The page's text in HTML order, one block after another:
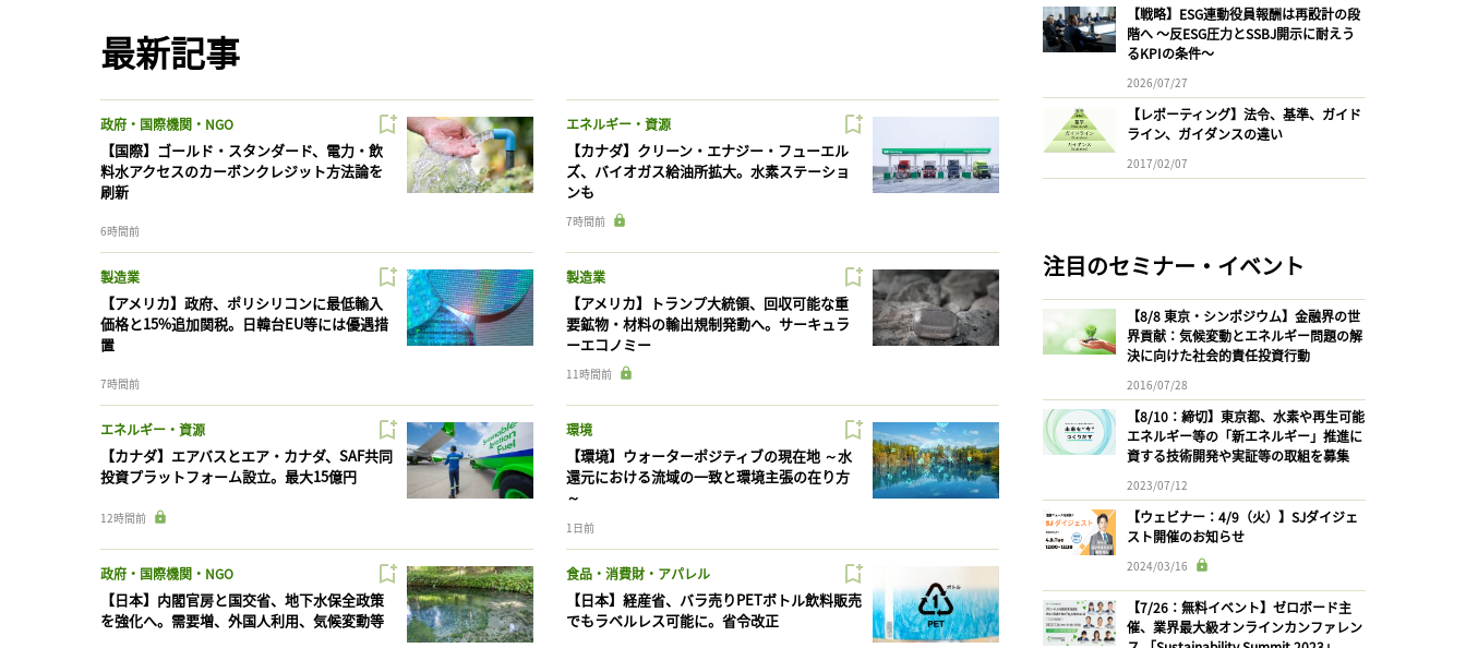
最新記事
政府・国際機関・NGO
【国際】ゴールド・スタンダード、電力・飲
料水アクセスのカーボンクレジット方法論を
刷新
6時間前
エネルギー・資源
【カナダ】クリーン・エナジー・フューエル
ズ、バイオガス給油所拡大。水素ステーショ
ンも
7時間前
製造業
【アメリカ】政府、ポリシリコンに最低輸入
価格と15%追加関税。日韓台EU等には優遇措
置
7時間前
製造業
【アメリカ】トランプ大統領、回収可能な重
要鉱物・材料の輸出規制発動へ。サーキュラ
ーエコノミー
11時間前
エネルギー・資源
【カナダ】エアバスとエア・カナダ、SAF共同
投資プラットフォーム設立。最大15億円
12時間前
環境
【環境】ウォーターポジティブの現在地 ～水
還元における流域の一致と環境主張の在り方
～
1日前
政府・国際機関・NGO
【日本】内閣官房と国交省、地下水保全政策
を強化へ。需要増、外国人利用、気候変動等
食品・消費財・アパレル
【日本】経産省、バラ売りPETボトル飲料販売
でもラベルレス可能に。省令改正
【戦略】ESG連動役員報酬は再設計の段
階へ 〜反ESG圧力とSSBJ開示に耐えう
るKPIの条件〜
2026/07/27
【レポーティング】法令、基準、ガイド
ライン、ガイダンスの違い
2017/02/07
注目のセミナー・イベント
【8/8 東京・シンポジウム】金融界の世
界貢献：気候変動とエネルギー問題の解
決に向けた社会的責任投資行動
2016/07/28
【8/10：締切】東京都、水素や再生可能
エネルギー等の「新エネルギー」推進に
資する技術開発や実証等の取組を募集
2023/07/12
【ウェビナー：4/9（火）】SJダイジェ
スト開催のお知らせ
2024/03/16
【7/26：無料イベント】ゼロボード主
催、業界最大級オンラインカンファレン